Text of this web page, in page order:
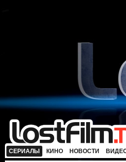
СЕРИАЛЫ КИНО НОВОСТИ